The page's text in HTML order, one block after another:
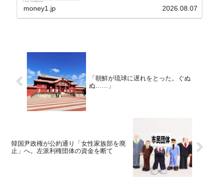
2.8％上昇（06月は3.2％）となり、上昇率は前...
money1.jp 2026.08.07
「朝鮮が琉球に遅れをとった。ぐぬ
ぬ……」
韓国尹政権が公約通り「女性家族部を廃
止」へ。左派利権団体の資金を断て